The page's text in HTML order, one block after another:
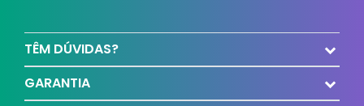
TÊM DÚVIDAS?
GARANTIA